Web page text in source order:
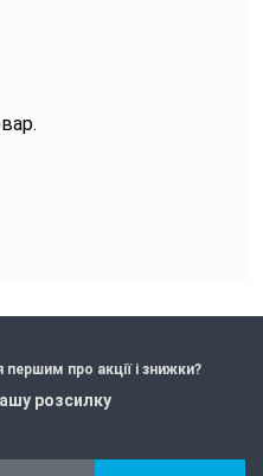
про акції і знижки?
розсилку